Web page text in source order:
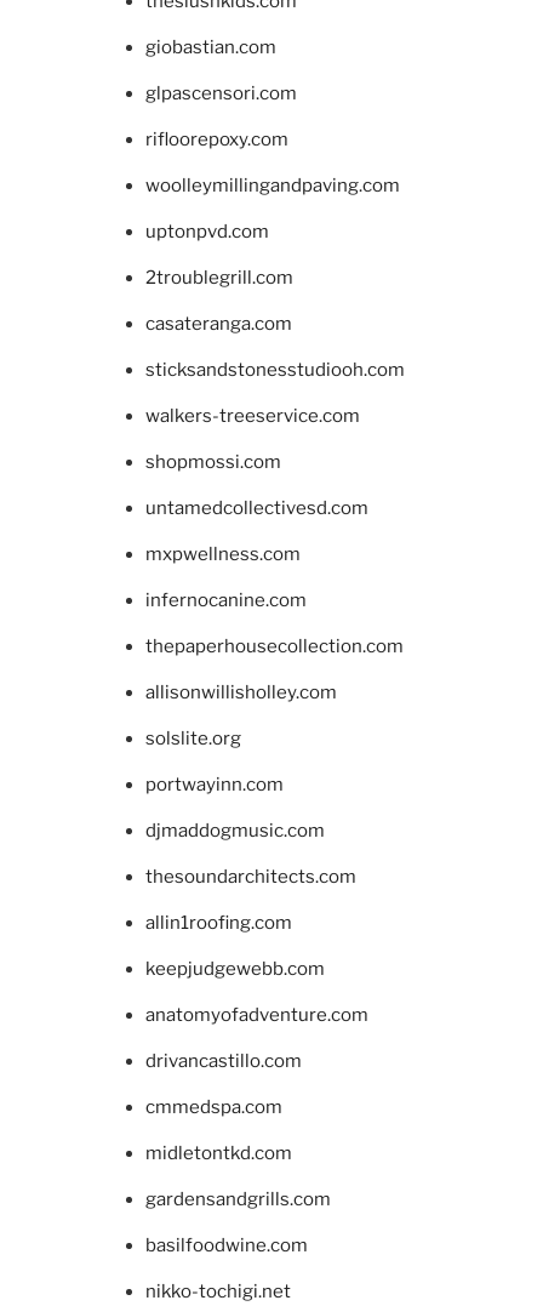
giobastian.com
glpascensori.com
rifloorepoxy.com
woolleymillingandpaving.com
uptonpvd.com
2troublegrill.com
casateranga.com
sticksandstonesstudiooh.com
walkers-treeservice.com
shopmossi.com
untamedcollectivesd.com
mxpwellness.com
infernocanine.com
thepaperhousecollection.com
allisonwillisholley.com
solslite.org
portwayinn.com
djmaddogmusic.com
thesoundarchitects.com
allin1roofing.com
keepjudgewebb.com
anatomyofadventure.com
drivancastillo.com
cmmedspa.com
midletontkd.com
gardensandgrills.com
basilfoodwine.com
nikko-tochigi.net